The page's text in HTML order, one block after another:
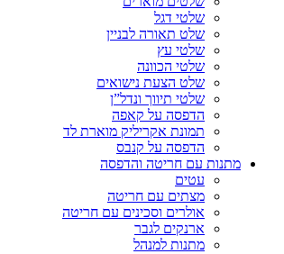
שלטי דגל
שלט תאורה לבניין
שלטי עץ
שלטי הכוונה
שלט הצעת נישואים
שלטי תיווך ונדל”ן
הדפסה על קאפה
תמונת אקריליק מוארת לד
הדפסה על קנבס
מתנות עם חריטה והדפסה
עטים
מצתים עם חריטה
אולרים וסכינים עם חריטה
ארנקים לגבר
מתנות למנהל